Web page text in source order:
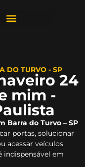
DO TURVO - SP
24
mim -
Barra do Turvo – SP
portas, solucionar
acessar veículos
indispensável em